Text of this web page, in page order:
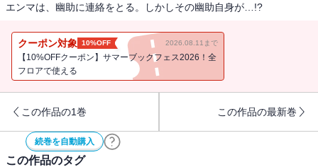
エンマは、幽助に連絡をとる。しかしその幽助自身が…!?
クーポン対象 10%OFF 2026.08.11まで
【10%OFFクーポン】サマーブックフェス2026！全
フロアで使える
この作品の1巻 この作品の最新巻
続巻を自動購入
この作品のタグ